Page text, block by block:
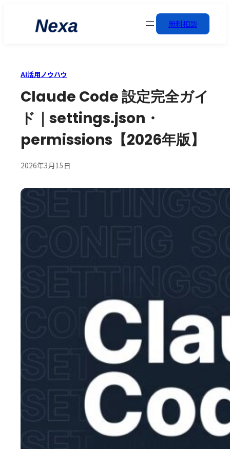
無料相談
AI活用ノウハウ
Claude Code 設定完全ガイ
ド｜settings.json・
permissions【2026年版】
2026年3月15日